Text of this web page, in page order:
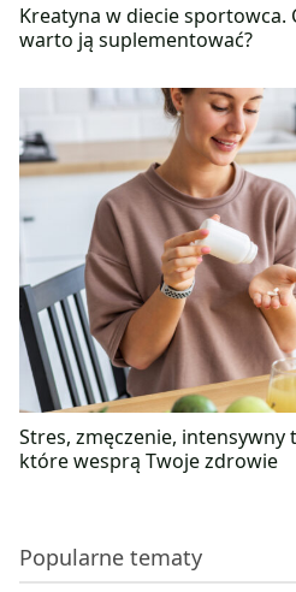
Kreatyna w diecie sportowca.
warto ją suplementować?
Stres, zmęczenie, intensywny
które wesprą Twoje zdrowie
Popularne tematy